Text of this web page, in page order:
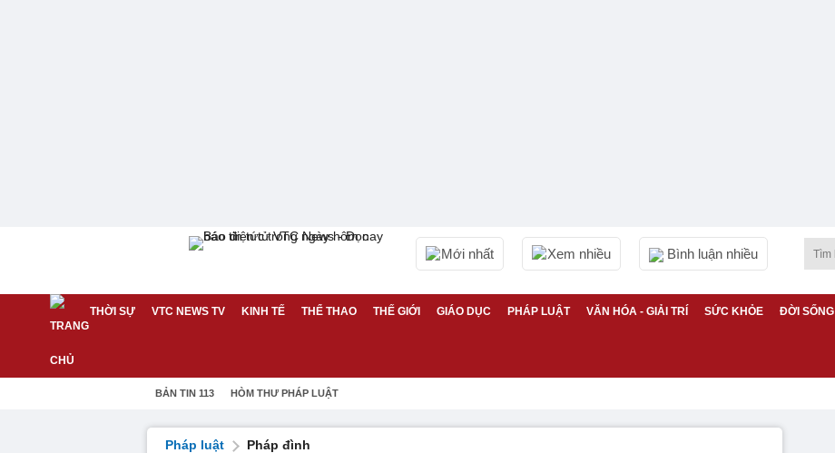
Mới nhất Xem nhiều Bình luận nhiều
THỜI SỰ VTC NEWS TV KINH TẾ THỂ THAO THẾ GIỚI GIÁO DỤC PHÁP LUẬT VĂN HÓA - GIẢI TRÍ SỨC KHỎE ĐỜI SỐNG
BẢN TIN 113 HÒM THƯ PHÁP LUẬT
Pháp luật Pháp đình